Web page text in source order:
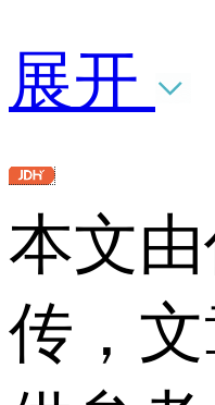
展开
本文
传，